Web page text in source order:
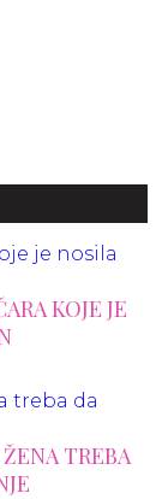
KOJE JE
TREBA